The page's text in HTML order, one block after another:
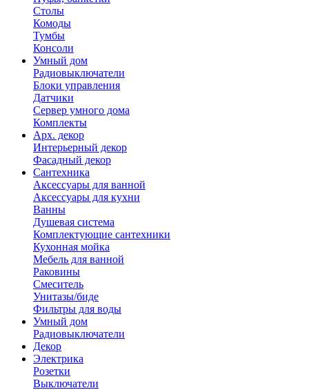
Столы
Комоды
Тумбы
Консоли
Умный дом
Радиовыключатели
Блоки управления
Датчики
Сервер умного дома
Комплекты
Арх. декор
Интерьерный декор
Фасадный декор
Сантехника
Аксессуары для ванной
Аксессуары для кухни
Ванны
Душевая система
Комплектующие сантехники
Кухонная мойка
Мебель для ванной
Раковины
Смеситель
Унитазы/биде
Фильтры для воды
Умный дом
Радиовыключатели
Декор
Электрика
Розетки
Выключатели